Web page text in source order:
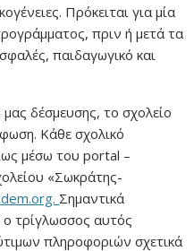
Πρόκειται για μία
πριν ή μετά τα
παιδαγωγικό και
δέσμευσης, το σχολείο
Κάθε σχολικό
μέσω του portal –
«Σωκράτης-
Σημαντικά
ο τρίγλωσσος αυτός
πληροφοριών σχετικά